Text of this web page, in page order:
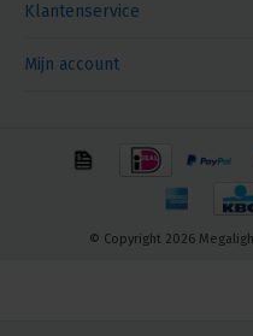
Klantenservice
Mijn account
© Copyright 2026